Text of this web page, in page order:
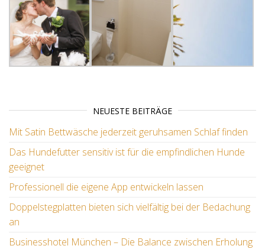
NEUESTE BEITRÄGE
Mit Satin Bettwäsche jederzeit geruhsamen Schlaf finden
Das Hundefutter sensitiv ist für die empfindlichen Hunde
geeignet
Professionell die eigene App entwickeln lassen
Doppelstegplatten bieten sich vielfältig bei der Bedachung
an
Businesshotel München – Die Balance zwischen Erholung